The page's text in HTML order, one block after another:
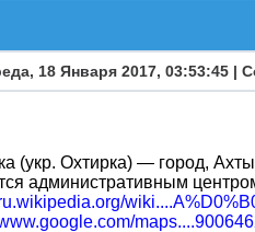
18 Января 2017, 03:53:45 |
(укр. Охтирка) — город,
административным